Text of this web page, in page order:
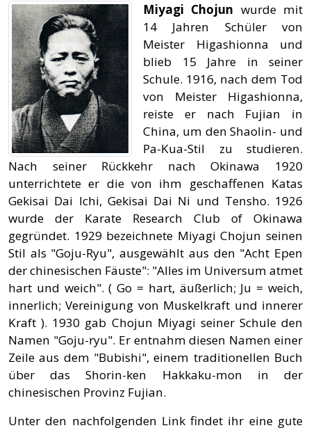
Miyagi Chojun wurde mit
14 Jahren Schüler von
Meister Higashionna und
blieb 15 Jahre in seiner
Schule. 1916, nach dem Tod
von Meister Higashionna,
reiste er nach Fujian in
China, um den Shaolin- und
Pa-Kua-Stil zu studieren.
Nach seiner Rückkehr nach Okinawa 1920
unterrichtete er die von ihm geschaffenen Katas
Gekisai Dai Ichi, Gekisai Dai Ni und Tensho. 1926
wurde der Karate Research Club of Okinawa
gegründet. 1929 bezeichnete Miyagi Chojun seinen
Stil als "Goju-Ryu", ausgewählt aus den "Acht Epen
der chinesischen Fäuste": "Alles im Universum atmet
hart und weich". ( Go = hart, äußerlich; Ju = weich,
innerlich; Vereinigung von Muskelkraft und innerer
Kraft ). 1930 gab Chojun Miyagi seiner Schule den
Namen "Goju-ryu". Er entnahm diesen Namen einer
Zeile aus dem "Bubishi", einem traditionellen Buch
über das Shorin-ken Hakkaku-mon in der
chinesischen Provinz Fujian.
Unter den nachfolgenden Link findet ihr eine gute